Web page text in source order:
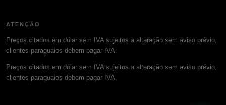
ATENÇÃO
Preços citados em dólar sem IVA sujeitos a alteração sem aviso prévio,
clientes paraguaios debem pagar IVA.
Preços citados em dólar sem IVA sujeitos a alteração sem aviso prévio,
clientes paraguaios debem pagar IVA.